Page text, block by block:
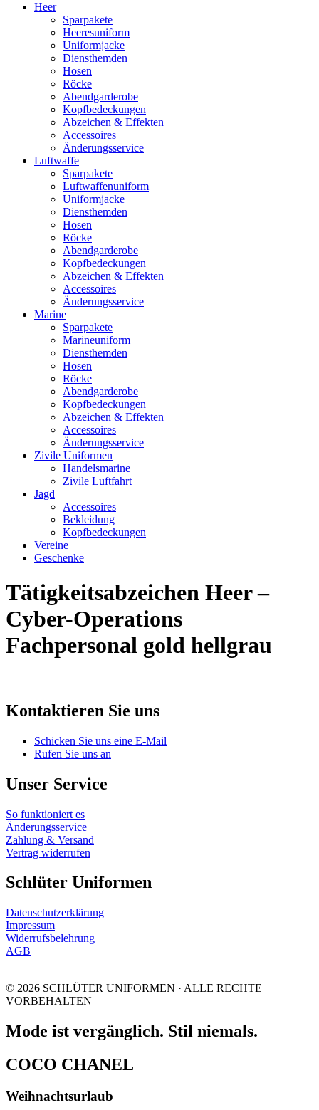
Heer
Sparpakete
Heeresuniform
Uniformjacke
Diensthemden
Hosen
Röcke
Abendgarderobe
Kopfbedeckungen
Abzeichen & Effekten
Accessoires
Änderungsservice
Luftwaffe
Sparpakete
Luftwaffenuniform
Uniformjacke
Diensthemden
Hosen
Röcke
Abendgarderobe
Kopfbedeckungen
Abzeichen & Effekten
Accessoires
Änderungsservice
Marine
Sparpakete
Marineuniform
Diensthemden
Hosen
Röcke
Abendgarderobe
Kopfbedeckungen
Abzeichen & Effekten
Accessoires
Änderungsservice
Zivile Uniformen
Handelsmarine
Zivile Luftfahrt
Jagd
Accessoires
Bekleidung
Kopfbedeckungen
Vereine
Geschenke
Tätigkeitsabzeichen Heer –
Cyber-Operations
Fachpersonal gold hellgrau
Kontaktieren Sie uns
Schicken Sie uns eine E-Mail
Rufen Sie uns an
Unser Service
So funktioniert es
Änderungsservice
Zahlung & Versand
Vertrag widerrufen
Schlüter Uniformen
Datenschutzerklärung
Impressum
Widerrufsbelehrung
AGB
© 2026 SCHLÜTER UNIFORMEN · ALLE RECHTE
VORBEHALTEN
Mode ist vergänglich. Stil niemals.
COCO CHANEL
Weihnachtsurlaub